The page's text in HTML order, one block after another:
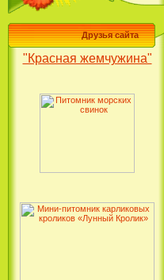
Друзья сайта
"Красная жемчужина"